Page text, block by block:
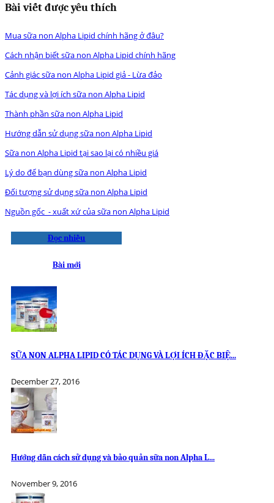
Bài viết được yêu thích
Mua sữa non Alpha Lipid chính hãng ở đâu?
Cách nhận biết sữa non Alpha Lipid chính hãng
Cảnh giác sữa non Alpha Lipid giả - Lừa đảo
Tác dụng và lợi ích sữa non Alpha Lipid
Thành phần sữa non Alpha Lipid
Hướng dẫn sử dụng sữa non Alpha Lipid
Sữa non Alpha Lipid tại sao lại có nhiều giá
Lý do để bạn dùng sữa non Alpha Lipid
Đối tượng sử dụng sữa non Alpha Lipid
Nguồn gốc - xuất xứ của sữa non Alpha Lipid
Đọc nhiều
Bài mới
SỮA NON ALPHA LIPID CÓ TÁC DỤNG VÀ LỢI ÍCH ĐẶC BIỆ...
December 27, 2016
Hướng dẫn cách sử dụng và bảo quản sữa non Alpha L...
November 9, 2016